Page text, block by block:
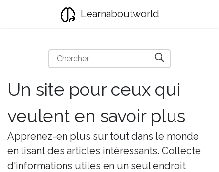
Learnaboutworld
Un site pour ceux qui
veulent en savoir plus
Apprenez-en plus sur tout dans le monde
en lisant des articles intéressants. Collecte
d'informations utiles en un seul endroit